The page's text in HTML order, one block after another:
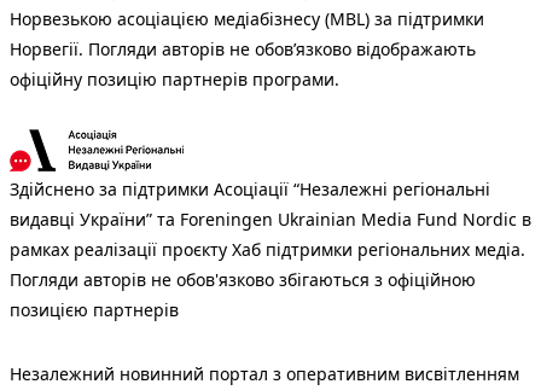
Норвезькою асоціацією медіабізнесу (MBL) за підтримки
Норвегії. Погляди авторів не обов’язково відображають
офіційну позицію партнерів програми.
Здійснено за підтримки Асоціації “Незалежні регіональні
видавці України” та Foreningen Ukrainian Media Fund Nordic в
рамках реалізації проєкту Хаб підтримки регіональних медіа.
Погляди авторів не обов'язково збігаються з офіційною
позицією партнерів
Незалежний новинний портал з оперативним висвітленням